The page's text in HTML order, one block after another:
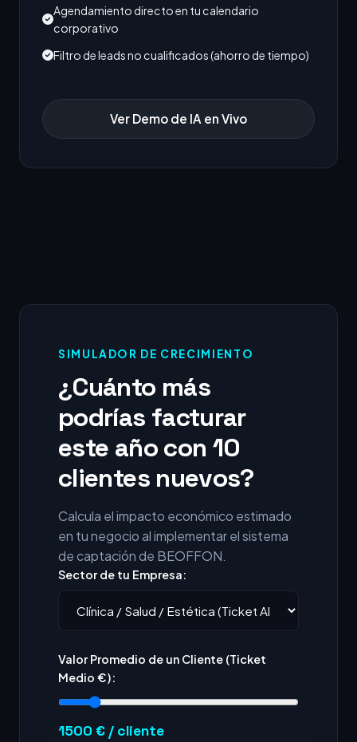
Agendamiento directo en tu calendario
corporativo
Filtro de leads no cualificados (ahorro de tiempo)
Ver Demo de IA en Vivo
SIMULADOR DE CRECIMIENTO
¿Cuánto más
podrías facturar
este año con 10
clientes nuevos?
Calcula el impacto económico estimado
en tu negocio al implementar el sistema
de captación de BEOFFON.
Sector de tu Empresa:
Valor Promedio de un Cliente (Ticket
Medio €):
1500 € / cliente